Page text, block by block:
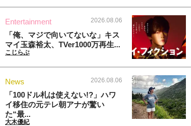
Entertainment 2026.08.06
「俺、マジで向いてないな」キス
マイ玉森裕太、TVer1000万再生...
こじらぶ
News 2026.08.06
「100ドル札は使えない!?」ハワ
イ移住の元テレ朝アナが驚い
た“最...
大木優紀